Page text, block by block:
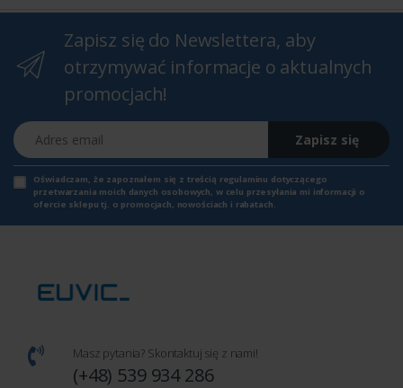
Zapisz się do Newslettera, aby
otrzymywać informacje o aktualnych
promocjach!
Adres email
Zapisz się
Oświadczam, że zapoznałem się z treścią regulaminu dotyczącego
przetwarzania moich danych osobowych, w celu przesyłania mi informacji o
ofercie sklepu tj. o promocjach, nowościach i rabatach.
Masz pytania? Skontaktuj się z nami!
(+48) 539 934 286